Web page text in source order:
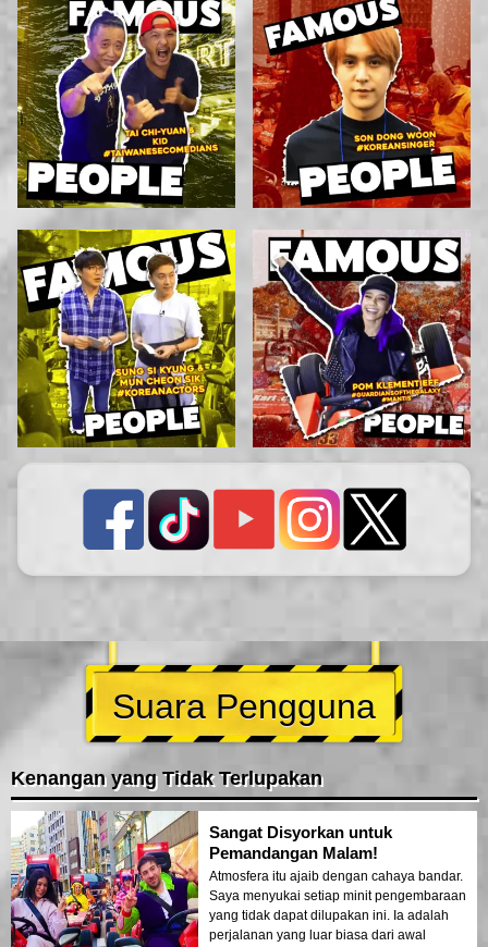
Suara Pengguna
Kenangan yang Tidak Terlupakan
Sangat Disyorkan untuk
Pemandangan Malam!
Atmosfera itu ajaib dengan cahaya bandar.
Saya menyukai setiap minit pengembaraan
yang tidak dapat dilupakan ini. Ia adalah
perjalanan yang luar biasa dari awal